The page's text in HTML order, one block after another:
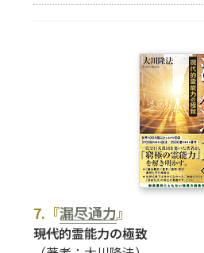
7.『漏尽通力』
――現代的霊能力の極致